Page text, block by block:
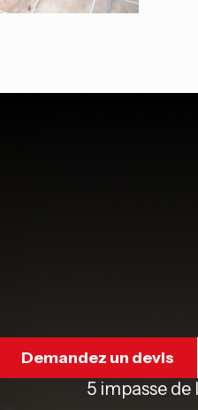
Demandez un devis
5 impasse